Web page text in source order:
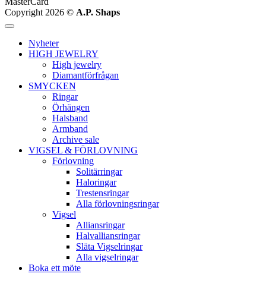
Copyright 2026 © A.P. Shaps
Nyheter
HIGH JEWELRY
High jewelry
Diamantförfrågan
SMYCKEN
Ringar
Örhängen
Halsband
Armband
Archive sale
VIGSEL & FÖRLOVNING
Förlovning
Solitärringar
Haloringar
Trestensringar
Alla förlovningsringar
Vigsel
Alliansringar
Halvalliansringar
Släta Vigselringar
Alla vigselringar
Boka ett möte